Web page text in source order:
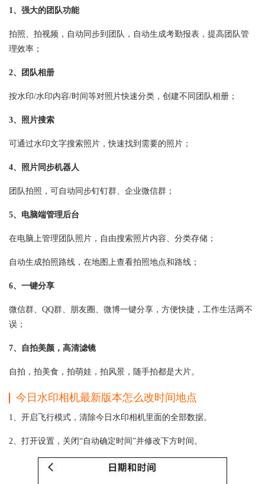
1、强大的团队功能
拍照、拍视频，自动同步到团队，自动生成考勤报表，提高团队管
理效率；
2、团队相册
按水印/水印内容/时间等对照片快速分类，创建不同团队相册；
3、照片搜索
可通过水印文字搜索照片，快速找到需要的照片；
4、照片同步机器人
团队拍照，可自动同步钉钉群、企业微信群；
5、电脑端管理后台
在电脑上管理团队照片，自由搜索照片内容、分类存储；
自动生成拍照路线，在地图上查看拍照地点和路线；
6、一键分享
微信群、QQ群、朋友圈、微博一键分享，方便快捷，工作生活两不
误；
7、自拍美颜，高清滤镜
自拍，拍美食，拍萌娃，拍风景，随手拍都是大片。
今日水印相机最新版本怎么改时间地点
1、开启飞行模式，清除今日水印相机里面的全部数据。
2、打开设置，关闭“自动确定时间”并修改下方时间。